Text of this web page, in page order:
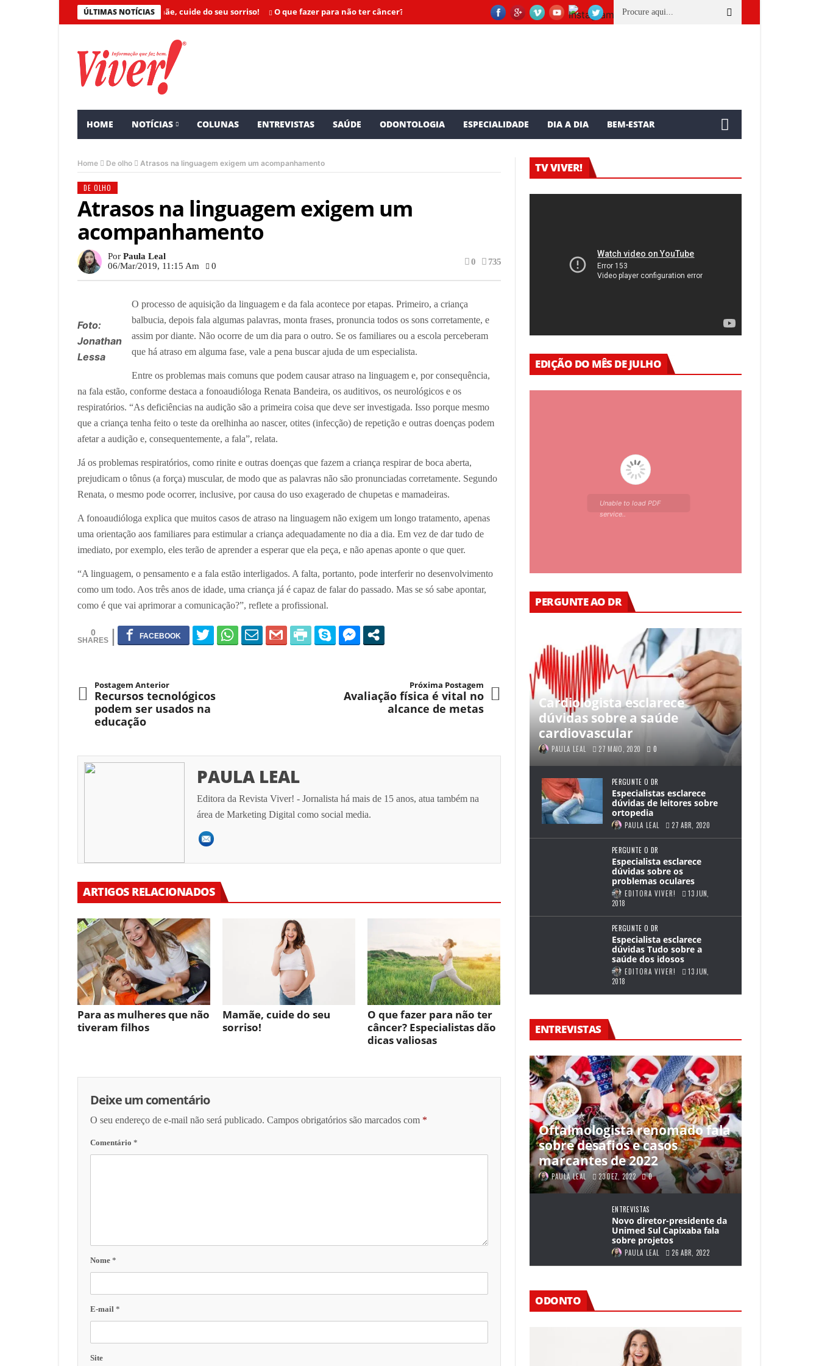
ÚLTIMAS NOTÍCIAS
Mamãe, cuide do seu sorriso! O que fazer para não ter câncer? Especialistas dão dicas valiosas Conheça as ações realizadas em Cachoeiro em prol do Dia Mundial do Câncer
HOME NOTÍCIAS COLUNAS ENTREVISTAS SAÚDE ODONTOLOGIA ESPECIALIDADE DIA A DIA BEM-ESTAR
Home De olho Atrasos na linguagem exigem um acompanhamento
DE OLHO
Atrasos na linguagem exigem um
acompanhamento
Por Paula Leal
06/mar/2019, 11:15 Am
0 735
0
Foto:
Jonathan
Lessa
O processo de aquisição da linguagem e da fala acontece por etapas. Primeiro, a criança
balbucia, depois fala algumas palavras, monta frases, pronuncia todos os sons corretamente, e
assim por diante. Não ocorre de um dia para o outro. Se os familiares ou a escola perceberam
que há atraso em alguma fase, vale a pena buscar ajuda de um especialista.
Entre os problemas mais comuns que podem causar atraso na linguagem e, por consequência,
na fala estão, conforme destaca a fonoaudióloga Renata Bandeira, os auditivos, os neurológicos e os
respiratórios. “As deficiências na audição são a primeira coisa que deve ser investigada. Isso porque mesmo
que a criança tenha feito o teste da orelhinha ao nascer, otites (infecção) de repetição e outras doenças podem
afetar a audição e, consequentemente, a fala”, relata.
Já os problemas respiratórios, como rinite e outras doenças que fazem a criança respirar de boca aberta,
prejudicam o tônus (a força) muscular, de modo que as palavras não são pronunciadas corretamente. Segundo
Renata, o mesmo pode ocorrer, inclusive, por causa do uso exagerado de chupetas e mamadeiras.
A fonoaudióloga explica que muitos casos de atraso na linguagem não exigem um longo tratamento, apenas
uma orientação aos familiares para estimular a criança adequadamente no dia a dia. Em vez de dar tudo de
imediato, por exemplo, eles terão de aprender a esperar que ela peça, e não apenas aponte o que quer.
“A linguagem, o pensamento e a fala estão interligados. A falta, portanto, pode interferir no desenvolvimento
como um todo. Aos três anos de idade, uma criança já é capaz de falar do passado. Mas se só sabe apontar,
como é que vai aprimorar a comunicação?”, reflete a profissional.
0
Postagem Anterior
Recursos tecnológicos
podem ser usados na
educação
Próxima Postagem
Avaliação física é vital no
alcance de metas
PAULA LEAL
Editora da Revista Viver! - Jornalista há mais de 15 anos, atua também na
área de Marketing Digital como social media.
ARTIGOS RELACIONADOS
Para as mulheres que não
tiveram filhos
Mamãe, cuide do seu
sorriso!
O que fazer para não ter
câncer? Especialistas dão
dicas valiosas
Deixe um comentário
O seu endereço de e-mail não será publicado. Campos obrigatórios são marcados com *
Comentário *
Nome *
E-mail *
Site
TV VIVER!
EDIÇÃO DO MÊS DE JULHO
Unable to load PDF
service..
PERGUNTE AO DR
Cardiologista esclarece
dúvidas sobre a saúde
cardiovascular
PAULA LEAL 27 MAIO, 2020 0
PERGUNTE O DR
Especialistas esclarece
dúvidas de leitores sobre
ortopedia
PAULA LEAL 27 ABR, 2020
PERGUNTE O DR
Especialista esclarece
dúvidas sobre os
problemas oculares
EDITORA VIVER!
13 JUN,
2018
PERGUNTE O DR
Especialista esclarece
dúvidas Tudo sobre a
saúde dos idosos
EDITORA VIVER!
13 JUN,
2018
ENTREVISTAS
Oftalmologista renomado fala
sobre desafios e casos
marcantes de 2022
PAULA LEAL 23 DEZ, 2022 0
ENTREVISTAS
Novo diretor-presidente da
Unimed Sul Capixaba fala
sobre projetos
PAULA LEAL 26 ABR, 2022
ODONTO